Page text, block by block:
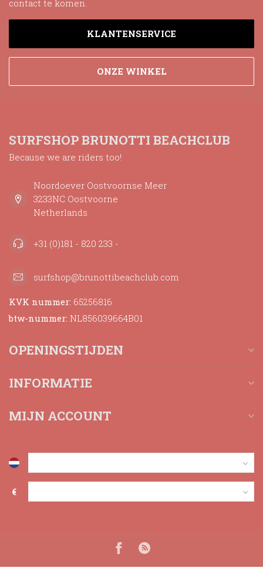
contact te komen.
KLANTENSERVICE
ONZE WINKEL
SURFSHOP BRUNOTTI BEACHCLUB
Because we are riders too!
Noordoever Oostvoornse Meer
3233NC Oostvoorne
Netherlands
+31 (0)181 - 820 233 -
surfshop@brunottibeachclub.com
KVK nummer: 65256816
btw-nummer: NL856039664B01
OPENINGSTIJDEN
INFORMATIE
MIJN ACCOUNT
€